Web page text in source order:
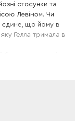
стосунки та
Левіном. Чи
єдине, що йому в
Гелла тримала в
хтось інший.
Ти ніколи не